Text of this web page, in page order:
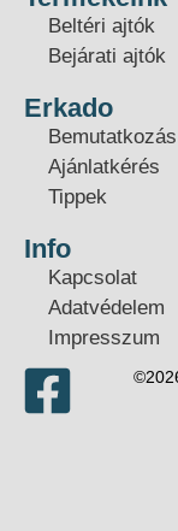
Beltéri ajtók
Bejárati ajtók
Erkado
Bemutatkozás
Ajánlatkérés
Tippek
Info
Kapcsolat
Adatvédelem
Impresszum